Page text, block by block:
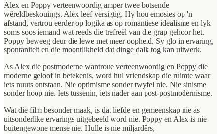
Alex en Poppy verteenwoordig amper twee botsende
wêreldbeskouings. Alex leef versigtig. Hy hou emosies op 'n
afstand, vertrou eerder op logika as op romantiese idealisme en lyk
soms soos iemand wat reeds die trefreël van die grap gehoor het.
Poppy beweeg deur die lewe met meer oopheid. Sy glo in ervaring,
spontaniteit en die moontlikheid dat dinge dalk tog kan uitwerk.
As Alex die postmoderne wantroue verteenwoordig en Poppy die
moderne geloof in betekenis, word hul vriendskap die ruimte waar
iets nuuts ontstaan. Nie optimisme sonder twyfel nie. Nie sinisme
sonder hoop nie. Iets tussenin, iets nader aan post-postmodernisme.
Wat die film besonder maak, is dat liefde en gemeenskap nie as
uitsonderlike ervarings uitgebeeld word nie. Poppy en Alex is nie
buitengewone mense nie. Hulle is nie miljardêrs,